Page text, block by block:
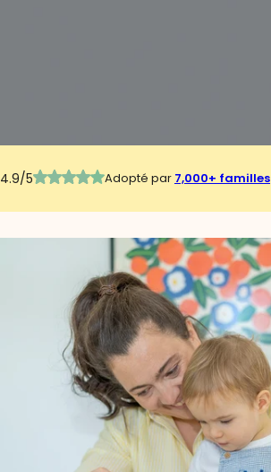
4.9/5 Adopté par 7,000+ familles